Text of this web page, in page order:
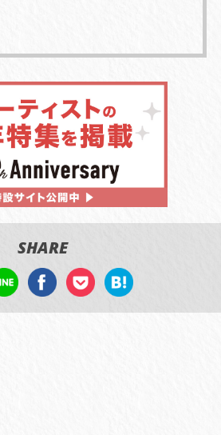
SHARE